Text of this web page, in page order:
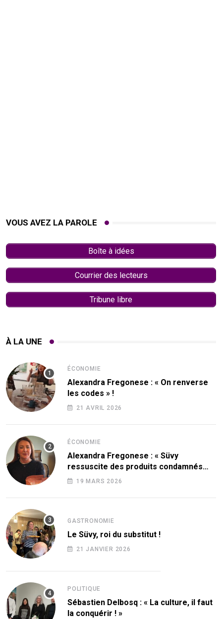
VOUS AVEZ LA PAROLE
Boîte à idées
Courrier des lecteurs
Tribune libre
À LA UNE
ÉCONOMIE
Alexandra Fregonese : « On renverse
les codes » !
21 AVRIL 2026
ÉCONOMIE
Alexandra Fregonese : « Süvy
ressuscite des produits condamnés
par le sucre ! »
19 MARS 2026
GASTRONOMIE
Le Süvy, roi du substitut !
21 JANVIER 2026
POLITIQUE
Sébastien Delbosq : « La culture, il faut
la conquérir ! »